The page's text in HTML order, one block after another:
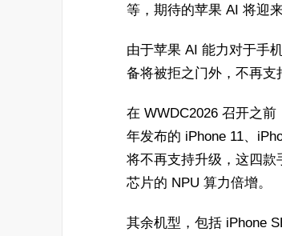
等，期待的苹果 AI 将迎来
由于苹果 AI 能力对于手
备将被拒之门外，不再支
在 WWDC2026 召开之
年发布的 iPhone 11、
将不再支持升级，这四款
芯片的 NPU 算力倍增。
其余机型，包括 iPhone